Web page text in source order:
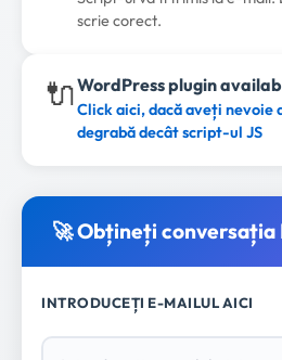
scrie corect.
🔌WordPress plugin
Click aici, dacă aveți nevoie
degrabă decât script-ul JS
🚀 Obțineți conversația
INTRODUCEȚI E-MAILUL AICI